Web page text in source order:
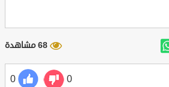
68 مشاهدة
0
0